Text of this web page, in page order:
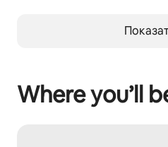
Where you’ll